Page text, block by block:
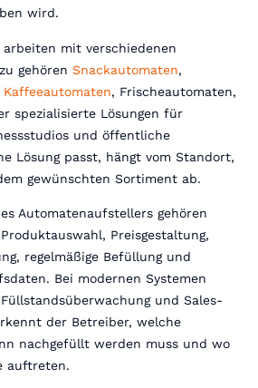
wird.
mit verschiedenen
gehören Snackautomaten,
Kaffeeautomaten, Frischeautomaten,
spezialisierte Lösungen für
und öffentliche
Lösung passt, hängt vom Standort,
gewünschten Sortiment ab.
Automatenaufstellers gehören
Preisgestaltung,
regelmäßige Befüllung und
Bei modernen Systemen
und Sales-
der Betreiber, welche
nachgefüllt werden muss und wo
auftreten.